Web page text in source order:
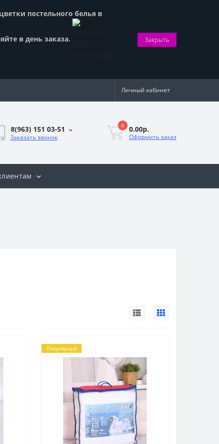
постельного белья в
в день заказа. Закрыть
Личный кабинет
8(963) 151 03-51
Заказать звонок
0 0.00р.
Оформить заказ
Популярный